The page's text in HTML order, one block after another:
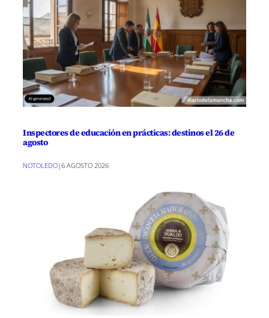
Inspectores de educación en prácticas: destinos el 26 de
agosto
NOTOLEDO|6 AGOSTO 2026